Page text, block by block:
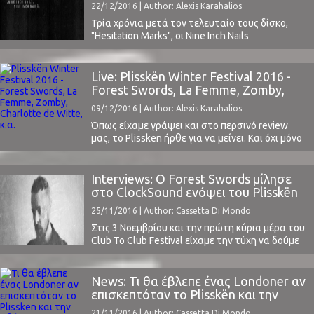
συχνό ...
22/12/2016 | Author: Alexis Karahalios
Τρία χρόνια μετά τον τελευταίο τους δίσκο,
"Hesitation Marks", οι Nine Inch Nails
επιστρέφουν με νέο EP, το οποίο ονομάζεται
"Not The Actual Events" και θα κυκλοφορήσει
αύριο.Το συγκρότημα έδωσε στην κυκλοφορία
ένα κομμάτι από την επερχόμενη δουλειά του,
το πολύ δυνατό Burning Bright (Field On Fire), το
οποίο χαρακτηρίζεται ...
Live: Plisskën Winter Festival 2016 -
Forest Swords, La Femme, Zomby,
Charlotte de Witte, κ.α.
09/12/2016 | Author: Alexis Karahalios
Όπως είχαμε γράψει και στο περσινό review
μας, το Plissken ήρθε για να μείνει. Και όχι μόνο
μένει, αλλά αναδεικνύεται περίτρανα σε ένα
από τα φρεσκότερα φεστιβάλ της Ευρώπης,
δίνοντάς μας την ευκαιρία να δούμε τα
ανερχόμενα ονόματα του σήμερα, τις τάσεις
που υπάρχουν αυτήν τη στιγμή στη μουσική
σκηνή ...
Interviews: Ο Forest Swords μίλησε
στο ClockSound ενόψει του Plisskën
Festival
25/11/2016 | Author: Cassetta Di Mondo
Στις 3 Νοεμβρίου και την πρώτη κύρια μέρα του
Club To Club Festival είχαμε την τύχη να δούμε
ζωντανά για πρώτη μας φορά τον Forest
Swords. Αποτέλεσε χωρίς αμφιβολία ένα από τα
καλύτερα live του φεστιβάλ. Αυτό που δε
μπορούσαμε να φανταστούμε είναι ότι σε πολύ
News: Τι θα έβλεπε ένας Londoner αν
επισκεπτόταν το Plisskën και την
Αθήνα